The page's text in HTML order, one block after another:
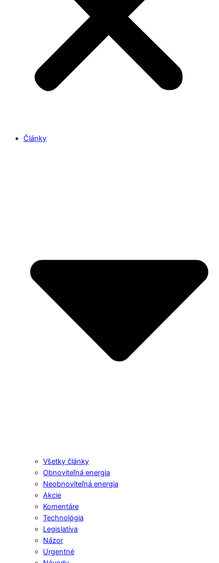
Články
Všetky články
Obnoviteľná energia
Neobnoviteľná energia
Akcie
Komentáre
Technológia
Legislatíva
Názor
Urgentné